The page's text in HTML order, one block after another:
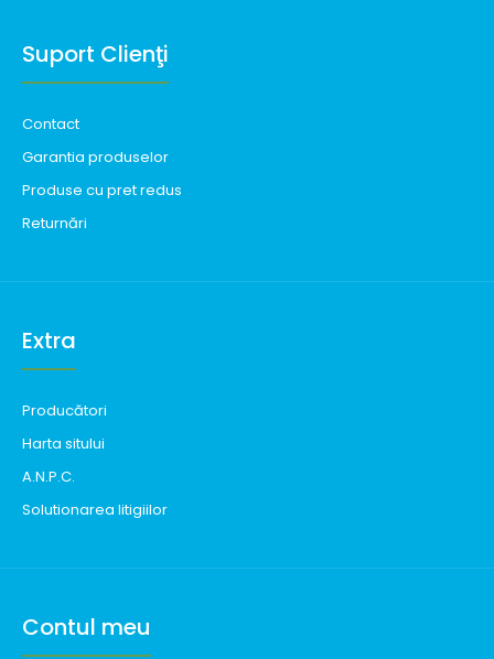
Suport Clienţi
Contact
Garantia produselor
Produse cu pret redus
Returnări
Extra
Producători
Harta sitului
A.N.P.C.
Solutionarea litigiilor
Contul meu